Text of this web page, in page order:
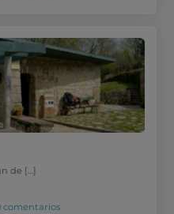
de […]
comentarios